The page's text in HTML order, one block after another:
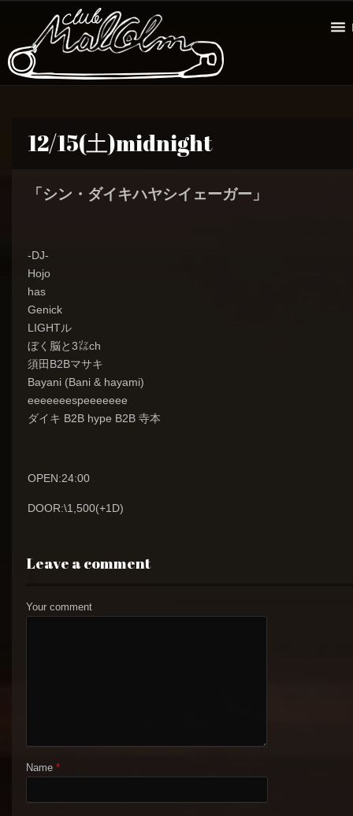
12/15(土)midnight
「シン・ダイキハヤシイェーガー」
-DJ-
Hojo
has
Genick
LIGHTル
ぼく脳と3㍑ch
須田B2Bマサキ
Bayani (Bani & hayami)
eeeeeeespeeeeeee
ダイキ B2B hype B2B 寺本
OPEN:24:00
DOOR:\1,500(+1D)
Leave a comment
Your comment
Name *